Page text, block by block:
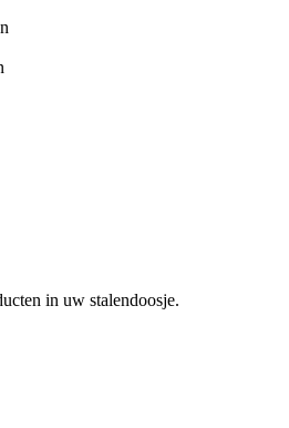
in uw stalendoosje.